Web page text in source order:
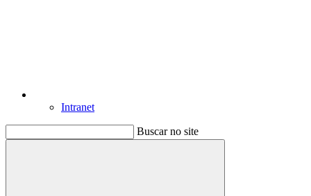
Intranet
Buscar no site